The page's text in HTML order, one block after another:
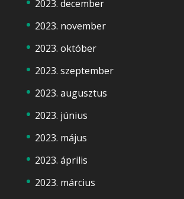
2023. december
2023. november
2023. október
2023. szeptember
2023. augusztus
2023. június
2023. május
2023. április
2023. március